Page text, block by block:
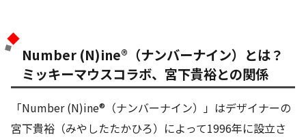
Number (N)ine®（ナンバーナイン）とは？
ミッキーマウスコラボ、宮下貴裕との関係
「Number (N)ine®（ナンバーナイン）」はデザイナーの
宮下貴裕（みやしたたかひろ）によって1996年に設立さ